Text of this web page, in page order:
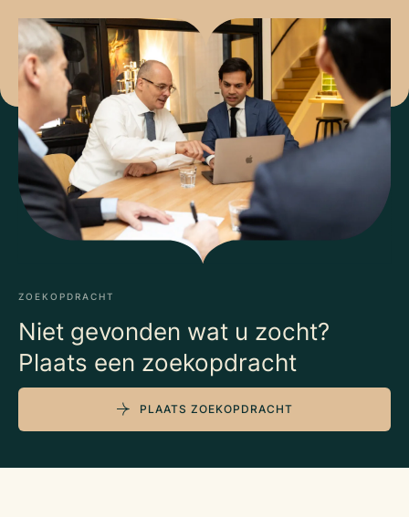
ZOEKOPDRACHT
Niet gevonden wat u zocht?
Plaats een zoekopdracht
PLAATS ZOEKOPDRACHT